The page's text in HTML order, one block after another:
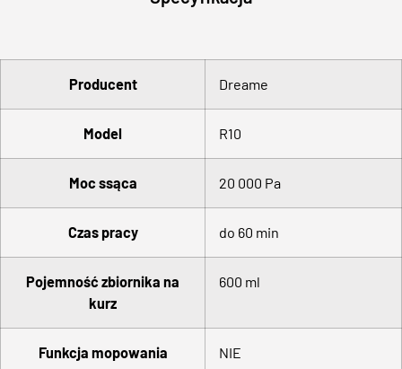
Producent Dreame
Model R10
Moc ssąca 20 000 Pa
Czas pracy do 60 min
Pojemność zbiornika na
kurz
600 ml
Funkcja mopowania NIE